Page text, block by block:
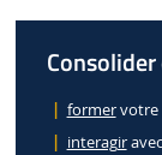
formervotre
interagir